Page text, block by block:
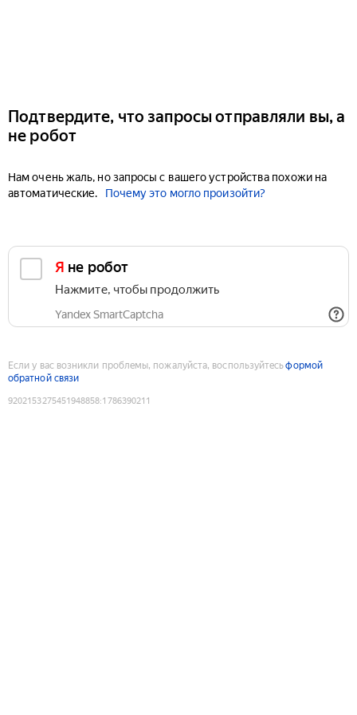
Подтвердите, что запросы отправляли вы, а
не робот
Нам очень жаль, но запросы с вашего устройства похожи на
автоматические.
Почему это могло произойти?
Я не робот
Нажмите, чтобы продолжить
Yandex SmartCaptcha
Если у вас возникли проблемы, пожалуйста, воспользуйтесьформой
обратной связи
9202153275451948858:1786390211